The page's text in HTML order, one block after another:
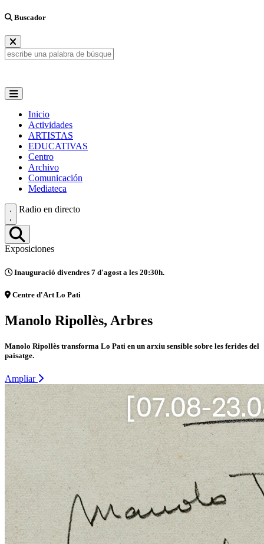
Buscador
Inicio
Actividades
ARTISTAS
EDUCATIVAS
Centro
Archivo
Comunicación
Mediateca
Radio en directo
Exposiciones
Inauguració divendres 7 d'agost a les 20:30h.
Centre d'Art Lo Pati
Manolo Ripollès, Arbres
Manolo Ripollès transforma Lo Pati en un arxiu sensible sobre les ferides del
paisatge.
Ampliar